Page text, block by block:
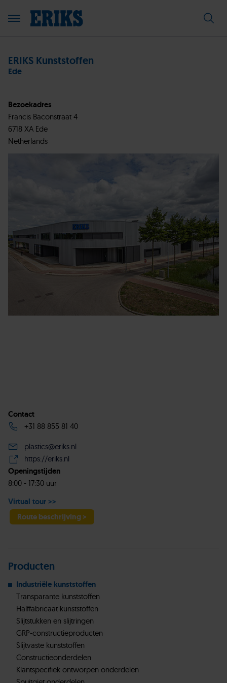
ERIKS Kunststoffen
Ede
Bezoekadres
Francis Baconstraat 4
6718 XA Ede
Netherlands
Contact
+31 88 855 81 40
plastics@eriks.nl
https://eriks.nl
Openingstijden
8:00 - 17:30 uur
Virtual tour >>
Route beschrijving >
Producten
Industriële kunststoffen
Transparante kunststoffen
Halffabricaat kunststoffen
Slijtstukken en slijtringen
GRP-constructieproducten
Slijtvaste kunststoffen
Constructieonderdelen
Klantspecifiek ontworpen onderdelen